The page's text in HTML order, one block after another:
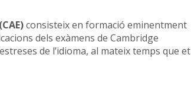
consisteix en formació eminentment
dels exàmens de Cambridge
de l’idioma, al mateix temps que et